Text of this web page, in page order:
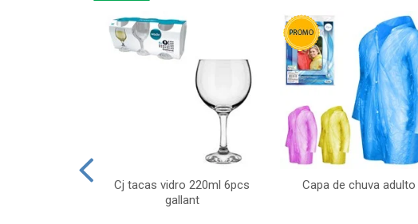
Cj tacas vidro 220ml 6pcs
gallant
Capa de chuva adulto